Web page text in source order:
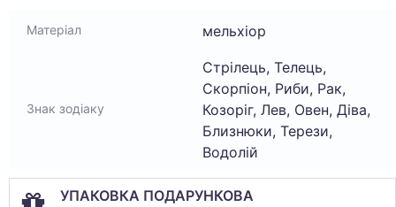
Матеріал мельхіор
Знак зодіаку
Стрілець, Телець,
Скорпіон, Риби, Рак,
Козоріг, Лев, Овен, Діва,
Близнюки, Терези,
Водолій
УПАКОВКА ПОДАРУНКОВА